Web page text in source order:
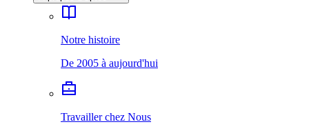
Notre histoire
De 2005 à aujourd'hui
Travailler chez Nous